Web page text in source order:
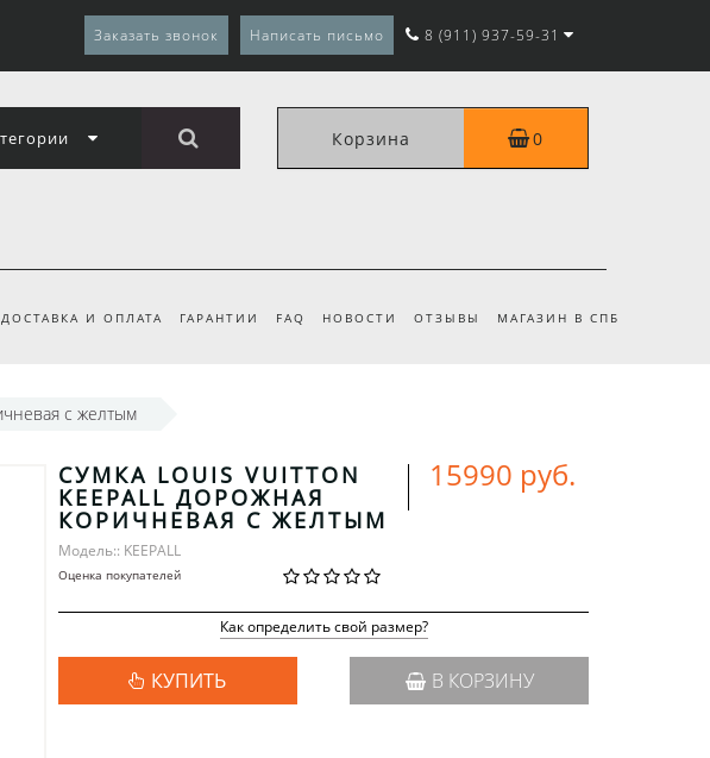
Заказать звонок Написать письмо 8 (911) 937-59-31
Корзина 0
ДОСТАВКА И ОПЛАТА ГАРАНТИИ FAQ НОВОСТИ ОТЗЫВЫ МАГАЗИН В СПБ
с желтым
СУМКА LOUIS VUITTON
KEEPALL ДОРОЖНАЯ
КОРИЧНЕВАЯ С ЖЕЛТЫМ
Модель:: KEEPALL
Оценка покупателей
15990 руб.
Как определить свой размер?
КУПИТЬ В КОРЗИНУ